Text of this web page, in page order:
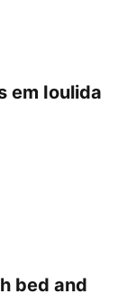
em Ioulida
bed and